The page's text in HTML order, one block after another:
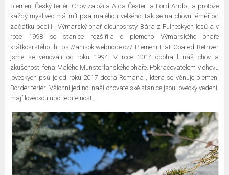
plemeni Český teriér. Chov založila Aida Česteri a Ford Arido , a protože
každý myslivec má mít psa malého i velkého, tak se na chovu téměř od
začátku podílí i Výmarský ohař dlouhosrstý Bára z Fulneckých lesů a v
roce 1998 se stanice rozšířila o plemeno Výmarského ohaře
krátkosrstého. https://anisok.webnode.cz/ Plemeni Flat Coated Retriver
jsme se věnovali od roku 1994. V roce 2014 obohatil náš chov a
zkušenosti fena Malého Münsterlanského ohaře. Pokračovatelem v chovu
loveckých psů je od roku 2017 dcera Romana , která se věnuje plemeni
Border teriér. Všichni jedinci naší chovatelské stanice jsou lovecky vedeni,
mají loveckou upotřebitelnost .